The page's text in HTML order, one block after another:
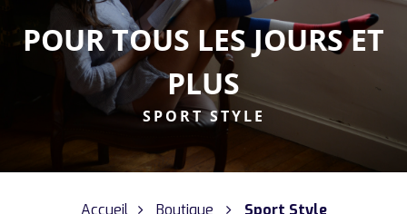
POUR TOUS LES JOURS ET
PLUS
SPORT STYLE
Accueil Boutique Sport Style